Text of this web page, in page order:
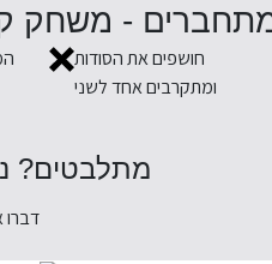
- משחק
חושפים את הסודות
ומתקרבים אחד לשני
מתלבטים?
דברו